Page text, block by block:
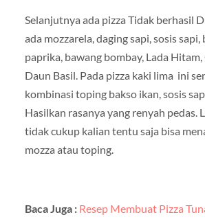
Selanjutnya ada pizza Tidak berhasil
ada mozzarela, daging sapi, sosis sapi,
paprika, bawang bombay, Lada
Daun Basil. Pada pizza kaki lima ini
kombinasi toping bakso ikan, sosis
Hasilkan rasanya yang renyah pedas.
tidak cukup kalian tentu saja bisa
mozza atau toping.
Baca Juga : Resep Membuat Pizza